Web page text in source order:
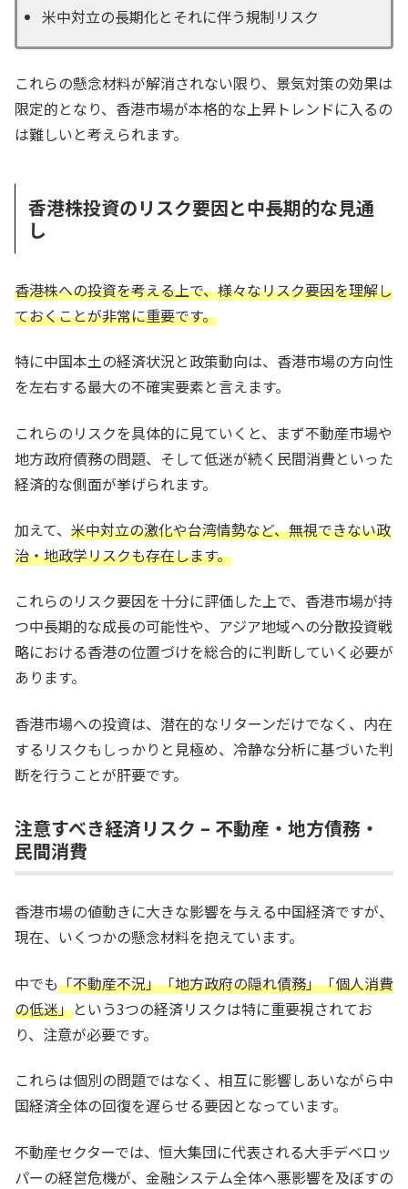
米中対立の長期化とそれに伴う規制リスク
これらの懸念材料が解消されない限り、景気対策の効果は
限定的となり、香港市場が本格的な上昇トレンドに入るの
は難しいと考えられます。
香港株投資のリスク要因と中長期的な見通
し
香港株への投資を考える上で、様々なリスク要因を理解し
ておくことが非常に重要です。
特に中国本土の経済状況と政策動向は、香港市場の方向性
を左右する最大の不確実要素と言えます。
これらのリスクを具体的に見ていくと、まず不動産市場や
地方政府債務の問題、そして低迷が続く民間消費といった
経済的な側面が挙げられます。
加えて、 米中対立の激化や台湾情勢など、無視できない政
治・地政学リスクも存在します。
これらのリスク要因を十分に評価した上で、香港市場が持
つ中長期的な成長の可能性や、アジア地域への分散投資戦
略における香港の位置づけを総合的に判断していく必要が
あります。
香港市場への投資は、潜在的なリターンだけでなく、内在
するリスクもしっかりと見極め、冷静な分析に基づいた判
断を行うことが肝要です。
注意すべき経済リスク – 不動産・地方債務・
民間消費
香港市場の値動きに大きな影響を与える中国経済ですが、
現在、いくつかの懸念材料を抱えています。
中でも「不動産不況」「地方政府の隠れ債務」「個人消費
の低迷」という3つの経済リスクは特に重要視されてお
り、注意が必要です。
これらは個別の問題ではなく、相互に影響しあいながら中
国経済全体の回復を遅らせる要因となっています。
不動産セクターでは、恒大集団に代表される大手デベロッ
パーの経営危機が、金融システム全体へ悪影響を及ぼすの